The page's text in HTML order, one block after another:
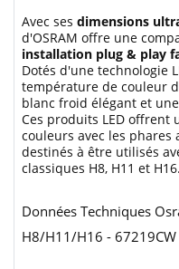
Avec ses dimensions
d'OSRAM offre une
installation plug & play
Dotés d'une technologie
température de couleur
blanc froid élégant et
Ces produits LED offrent
couleurs avec les phares
destinés à être utilisés
classiques H8, H11 et H16.
Données Techniques
H8/H11/H16 - 67219CW